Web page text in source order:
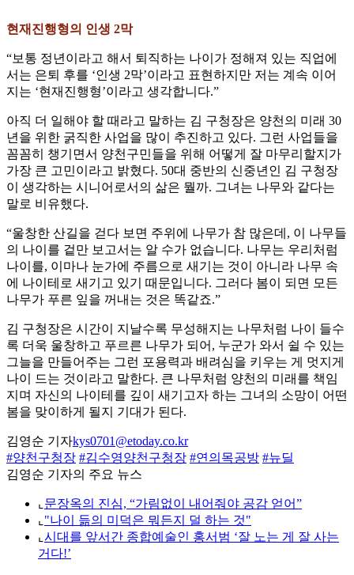
현재진행형의 인생 2막
“보통 정년이라고 해서 퇴직하는 나이가 정해져 있는 직업에
서는 은퇴 후를 ‘인생 2막’이라고 표현하지만 저는 계속 이어
지는 ‘현재진행형’이라고 생각합니다.”
아직 더 일해야 할 때라고 말하는 김 구청장은 양천의 미래 30
년을 위한 굵직한 사업을 많이 추진하고 있다. 그런 사업들을
꼼꼼히 챙기면서 양천구민들을 위해 어떻게 잘 마무리할지가
가장 큰 고민이라고 밝혔다. 50대 중반의 신중년인 김 구청장
이 생각하는 시니어로서의 삶은 뭘까. 그녀는 나무와 같다는
말로 비유했다.
“울창한 산길을 걷다 보면 주위에 나무가 참 많은데, 이 나무들
의 나이를 겉만 보고서는 알 수가 없습니다. 나무는 우리처럼
나이를, 이마나 눈가에 주름으로 새기는 것이 아니라 나무 속
에 나이테로 새기고 있기 때문입니다. 그러다 봄이 되면 모든
나무가 푸른 잎을 꺼내는 것은 똑같죠.”
김 구청장은 시간이 지날수록 무성해지는 나무처럼 나이 들수
록 더욱 울창하고 푸르른 나무가 되어, 누군가 와서 쉴 수 있는
그늘을 만들어주는 그런 포용력과 배려심을 키우는 게 멋지게
나이 드는 것이라고 말한다. 큰 나무처럼 양천의 미래를 책임
지며 자신의 나이테를 깊이 새기고자 하는 그녀의 소망이 어떤
봄을 맞이하게 될지 기대가 된다.
김영순 기자kys0701@etoday.co.kr
#양천구청장 #김수영양천구청장 #연의목공방 #뉴딜
김영순 기자의 주요 뉴스
⌞ 문장옥의 진심, “가림없이 내어줘야 공감 얻어”
⌞ "나이 듦의 미덕은 뭐든지 덜 하는 것"
⌞ 시대를 앞서간 종합예술인 홍서범 ‘잘 노는 게 잘 사는
거다!’